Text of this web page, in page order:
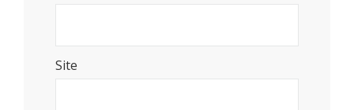
Site